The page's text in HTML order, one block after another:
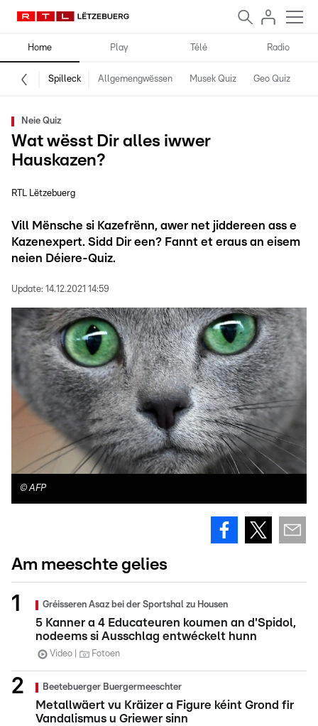
Home Play Télé Radio
Spilleck Allgemengwëssen Musek Quiz Geo Quiz
Neie Quiz
Wat wësst Dir alles iwwer
Hauskazen?
RTL Lëtzebuerg
Vill Mënsche si Kazefrënn, awer net jiddereen ass e
Kazenexpert. Sidd Dir een? Fannt et eraus an eisem
neien Déiere-Quiz.
Update: 14.12.2021 14:59
©AFP
Am meeschte gelies
Gréisseren Asaz bei der Sportshal zu Housen
5 Kanner a 4 Educateuren koumen an d'Spidol,
nodeems si Ausschlag entwéckelt hunn
Video Fotoen
Beetebuerger Buergermeeschter
Metallwäert vu Kräizer a Figure kéint Grond fir
Vandalismus u Griewer sinn